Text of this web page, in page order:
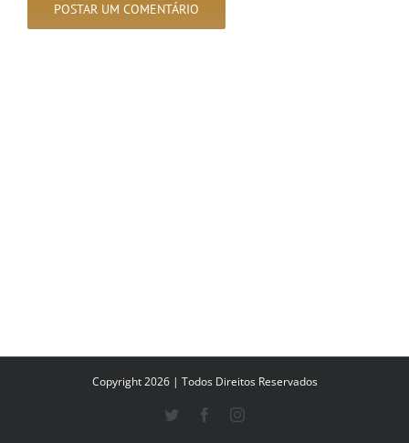
Copyright 2026 | Todos Direitos Reservados
Twitter FacebookInstagram